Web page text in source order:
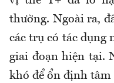
thường. Ngoài ra,
các trụ có tác dụng
giai đoạn hiện tại.
khó để ổn định tâm